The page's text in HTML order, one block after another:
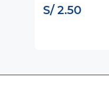
S/ 2.50